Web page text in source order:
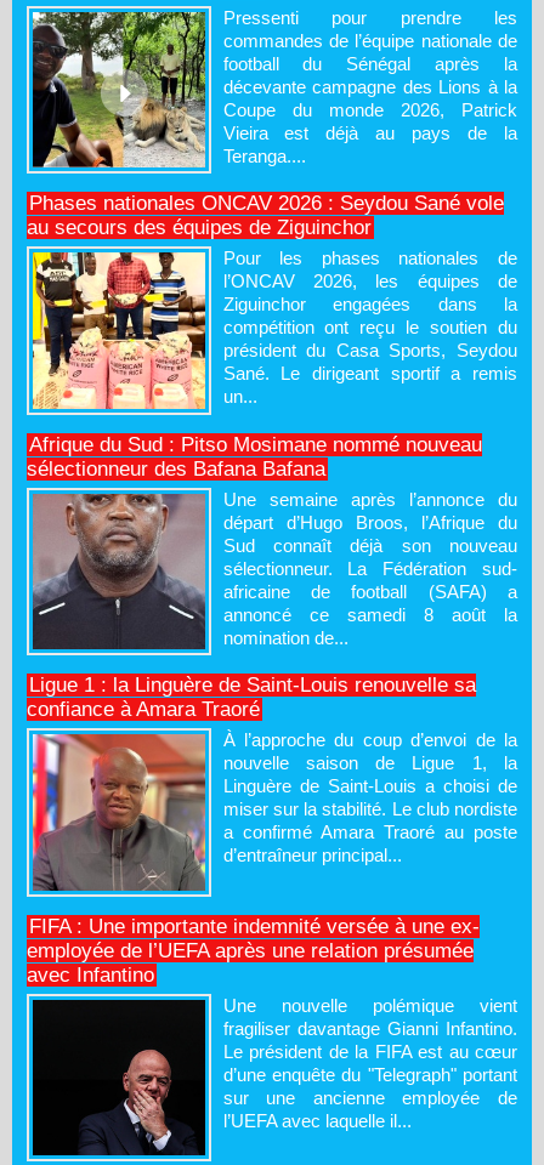
Pressenti pour prendre les
commandes de l’équipe nationale de
football du Sénégal après la
décevante campagne des Lions à la
Coupe du monde 2026, Patrick
Vieira est déjà au pays de la
Teranga....
Phases nationales ONCAV 2026 : Seydou Sané vole
au secours des équipes de Ziguinchor
Pour les phases nationales de
l’ONCAV 2026, les équipes de
Ziguinchor engagées dans la
compétition ont reçu le soutien du
président du Casa Sports, Seydou
Sané. Le dirigeant sportif a remis
un...
Afrique du Sud : Pitso Mosimane nommé nouveau
sélectionneur des Bafana Bafana
Une semaine après l’annonce du
départ d’Hugo Broos, l’Afrique du
Sud connaît déjà son nouveau
sélectionneur. La Fédération sud-
africaine de football (SAFA) a
annoncé ce samedi 8 août la
nomination de...
Ligue 1 : la Linguère de Saint-Louis renouvelle sa
confiance à Amara Traoré
À l’approche du coup d’envoi de la
nouvelle saison de Ligue 1, la
Linguère de Saint-Louis a choisi de
miser sur la stabilité. Le club nordiste
a confirmé Amara Traoré au poste
d’entraîneur principal...
FIFA : Une importante indemnité versée à une ex-
employée de l’UEFA après une relation présumée
avec Infantino
Une nouvelle polémique vient
fragiliser davantage Gianni Infantino.
Le président de la FIFA est au cœur
d’une enquête du "Telegraph" portant
sur une ancienne employée de
l’UEFA avec laquelle il...